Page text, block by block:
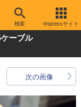
検索 Impressサイト
ーブル
次の画像